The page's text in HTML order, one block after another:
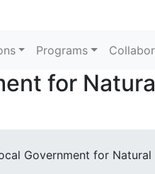
Programs
for
Government for Natural